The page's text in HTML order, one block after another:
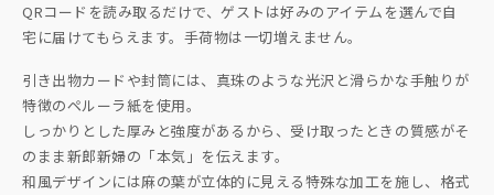
QRコードを読み取るだけで、ゲストは好みのアイテムを選んで自
宅に届けてもらえます。手荷物は一切増えません。
引き出物カードや封筒には、真珠のような光沢と滑らかな手触りが
特徴のペルーラ紙を使用。
しっかりとした厚みと強度があるから、受け取ったときの質感がそ
のまま新郎新婦の「本気」を伝えます。
和風デザインには麻の葉が立体的に見える特殊な加工を施し、格式